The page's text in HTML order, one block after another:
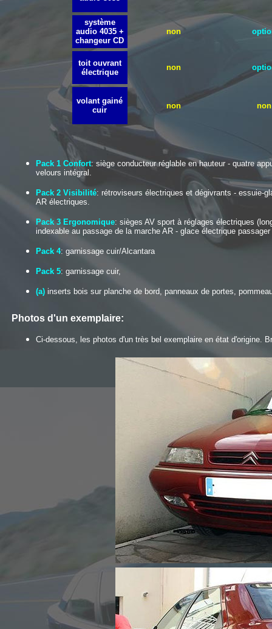
système
audio 4035 +
changeur CD
non
toit ouvrant
électrique
non
volant gainé
cuir
non non
Pack 1 Confort: siège conducteur réglable en hauteur - quatre
velours intégral.
Pack 2 Visibilité: rétroviseurs électriques et dégivrants - essuie-
AR électriques.
Pack 3 Ergonomique: sièges AV sport à réglages électriques
indexable au passage de la marche AR - glace électrique
Pack 4: garnissage cuir/Alcantara
Pack 5: garnissage cuir,
(a) inserts bois sur planche de bord, panneaux de portes,
Photos d'un exemplaire:
Ci-dessous, les photos d'un très bel exemplaire en état d'origine.